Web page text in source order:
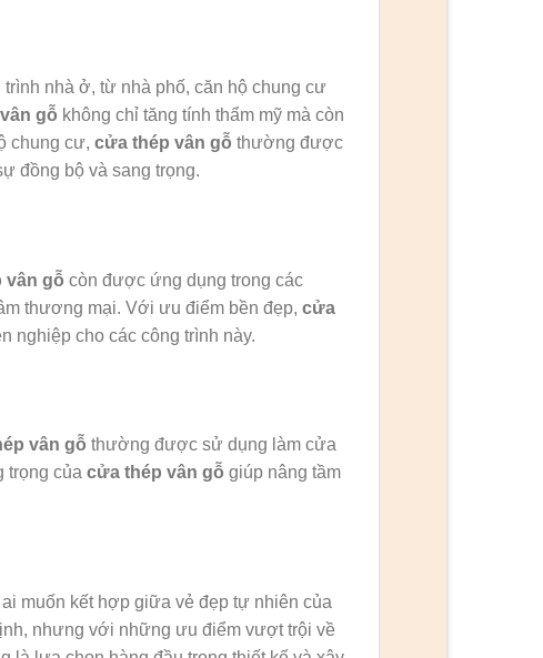
nhà ở, từ nhà phố, căn hộ chung cư
gỗ không chỉ tăng tính thẩm mỹ mà còn
chung cư, cửa thép vân gỗ thường được
đồng bộ và sang trọng.
vân gỗ còn được ứng dụng trong các
thương mại. Với ưu điểm bền đẹp, cửa
nghiệp cho các công trình này.
vân gỗ thường được sử dụng làm cửa
trọng của cửa thép vân gỗ giúp nâng tầm
muốn kết hợp giữa vẻ đẹp tự nhiên của
nhưng với những ưu điểm vượt trội về